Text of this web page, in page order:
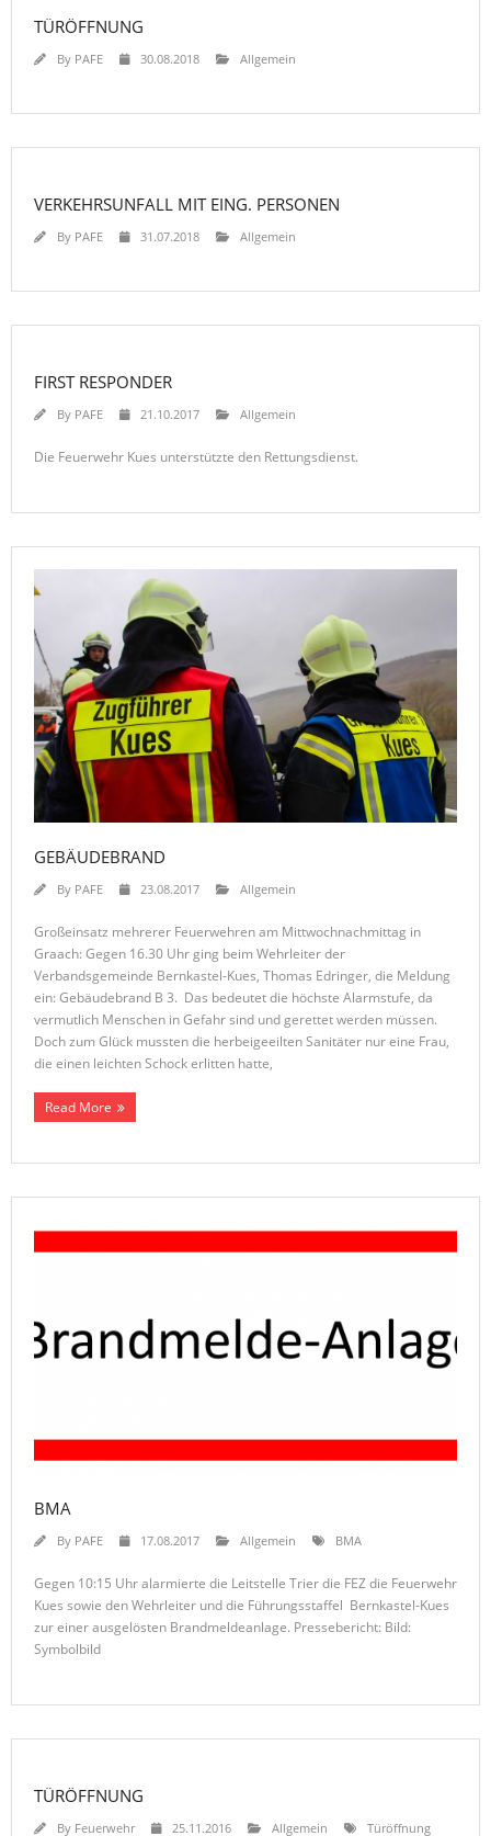
TÜRÖFFNUNG
By PAFE 30.08.2018 Allgemein
VERKEHRSUNFALL MIT EING. PERSONEN
By PAFE 31.07.2018 Allgemein
FIRST RESPONDER
By PAFE 21.10.2017 Allgemein
Die Feuerwehr Kues unterstützte den Rettungsdienst.
GEBÄUDEBRAND
By PAFE 23.08.2017 Allgemein
Großeinsatz mehrerer Feuerwehren am Mittwochnachmittag in
Graach: Gegen 16.30 Uhr ging beim Wehrleiter der
Verbandsgemeinde Bernkastel-Kues, Thomas Edringer, die Meldung
ein: Gebäudebrand B 3. Das bedeutet die höchste Alarmstufe, da
vermutlich Menschen in Gefahr sind und gerettet werden müssen.
Doch zum Glück mussten die herbeigeeilten Sanitäter nur eine Frau,
die einen leichten Schock erlitten hatte,
Read More
BMA
By PAFE 17.08.2017 Allgemein BMA
Gegen 10:15 Uhr alarmierte die Leitstelle Trier die FEZ die Feuerwehr
Kues sowie den Wehrleiter und die Führungsstaffel Bernkastel-Kues
zur einer ausgelösten Brandmeldeanlage. Pressebericht: Bild:
Symbolbild
TÜRÖFFNUNG
By Feuerwehr 25.11.2016 Allgemein Türöffnung